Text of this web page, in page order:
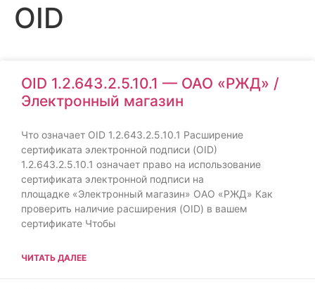
OID
OID 1.2.643.2.5.10.1 — ОАО «РЖД» /
Электронный магазин
Что означает OID 1.2.643.2.5.10.1 Расширение
сертификата электронной подписи (OID)
1.2.643.2.5.10.1 означает право на использование
сертификата электронной подписи на
площадке «Электронный магазин» ОАО «РЖД» Как
проверить наличие расширения (OID) в вашем
сертификате Чтобы
ЧИТАТЬ ДАЛЕЕ